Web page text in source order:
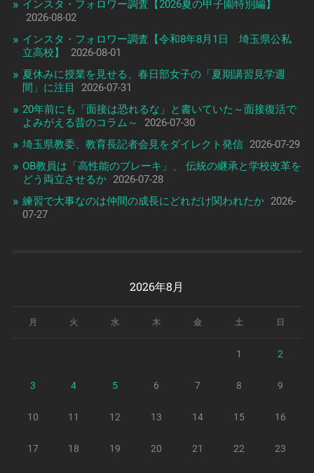
インスタ・フォロワー調査【2026夏の甲子園特別編】
2026-08-02
インスタ・フォロワー調査【令和8年8月1日 埼玉県公私
立高校】
2026-08-01
夏休みに授業を見せる、春日部女子の「夏期講習見学週
間」に注目
2026-07-31
20年前にも「面接は恐れるな」と書いていた～面接復活で
よみがえる昔のコラム～
2026-07-30
埼玉県教委、教育長記者会見をダイレクト発信 2026-07-29
OB教員は「高性能のブレーキ」、 伝統の継承と学校改革を
どう両立させるか 2026-07-28
練習で大事なのは仲間の成長にどれだけ関われたか 2026-
07-27
2026年8月
月 火 水 木 金 土 日
1 2
3 4 5 6 7 8 9
10 11 12 13 14 15 16
17 18 19 20 21 22 23